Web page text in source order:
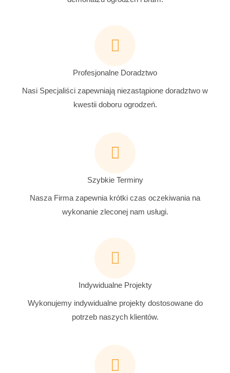
Profesjonalne Doradztwo
Nasi Specjaliści zapewniają niezastąpione doradztwo w
kwestii doboru ogrodzeń.
Szybkie Terminy
Nasza Firma zapewnia krótki czas oczekiwania na
wykonanie zleconej nam usługi.
Indywidualne Projekty
Wykonujemy indywidualne projekty dostosowane do
potrzeb naszych klientów.